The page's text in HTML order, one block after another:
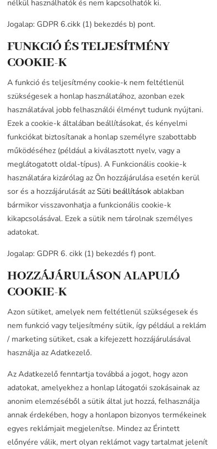
nélkül használhatók és nem kapcsolhatók ki.
Jogalap: GDPR 6.cikk (1) bekezdés b) pont.
FUNKCIÓ ÉS TELJESÍTMÉNY
COOKIE-K
A funkció és teljesítmény cookie-k nem feltétlenül
szükségesek a honlap használatához, azonban ezek
használatával jobb felhasználói élményt tudunk nyújtani.
Ezek a cookie-k általában beállításokat, és kényelmi
funkciókat biztosítanak a honlap személyre szabottabb
működéséhez (például a kiválasztott nyelv, vagy a
meglátogatott oldal-típus). A Funkcionális cookie-k
használatára kizárólag az Ön hozzájárulása esetén kerül
sor és a hozzájárulását azSüti beállítások ablakban
bármikor visszavonhatja a funkcionális cookie-k
kikapcsolásával. Ezek a sütik nem tárolnak személyes
adatokat.
Jogalap: GDPR 6. cikk (1) bekezdés f) pont.
HOZZÁJÁRULÁSON ALAPULÓ
COOKIE-K
Azon sütiket, amelyek nem feltétlenül szükségesek és
nem funkció vagy teljesítmény sütik, így például a reklám
/ marketing sütiket, csak a kifejezett hozzájárulásával
használja az Adatkezelő.
Az Adatkezelő fenntartja továbbá a jogot, hogy azon
adatokat, amelyekhez a honlap látogatói szokásainak az
anonim elemzéséből a sütik által jut hozzá, felhasználja
annak érdekében, hogy a honlapon bizonyos termékeinek
egyes reklámjait megjelenítse. Mindez az Érintett
előnyére válik, mert olyan reklámot vagy tartalmat jelenít